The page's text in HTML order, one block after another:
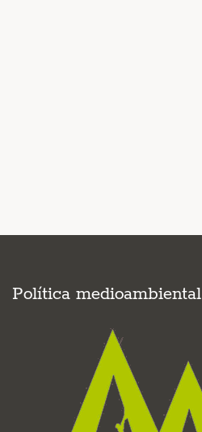
Política medioambiental